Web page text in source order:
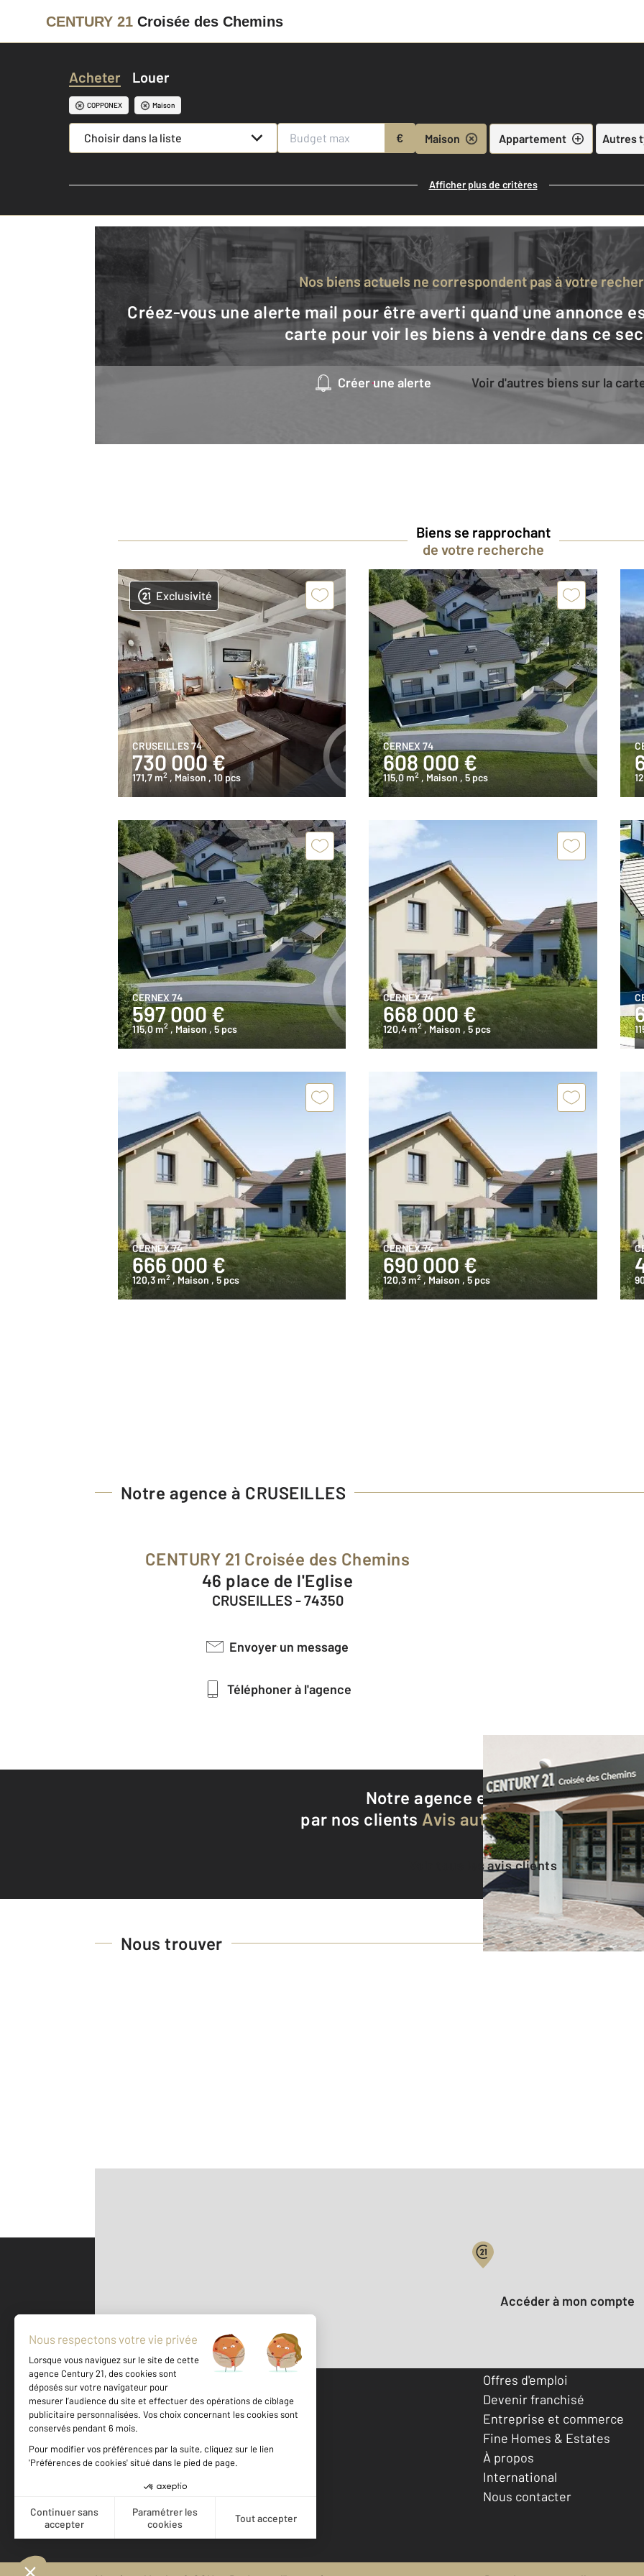
CENTURY 21 Croisée des Chemins
Acheter Louer
COPPONEX Maison
Choisir dans la liste € Maison Appartement Autres
Afficher plus de critères
Nos biens actuels ne correspondent pas à votre
Créez-vous une alerte mail pour être averti quand une annonce est en ligne et consultez la
carte pour voir les biens à vendre dans ce
Créer une alerte Voir d'autres biens sur la
Biens se rapprochant
de votre recherche
Exclusivité
CRUSEILLES 74
730 000 €
171,7 m2 , Maison , 10 pcs
CERNEX 74
608 000 €
115,0 m2 , Maison , 5 pcs
CERNEX 74
597 000 €
115,0 m2 , Maison , 5 pcs
CERNEX 74
668 000 €
120,4 m2 , Maison , 5 pcs
CERNEX 74
666 000 €
120,3 m2 , Maison , 5 pcs
CERNEX 74
690 000 €
120,3 m2 , Maison , 5 pcs
Notre agence à CRUSEILLES
CENTURY 21 Croisée des Chemins
46 place de l'Eglise
CRUSEILLES - 74350
Envoyer un message
Téléphoner à l'agence
Notre agence est notée9,1/10
par nos clients Avis authentifiés par
Voir tous les avis clients
Nous trouver
500 m ©Mappy
Votre compte :
Accéder à mon compte
Votre agence est notée
Achat
Location
Offres d'emploi
Devenir franchisé
Entreprise et commerce
Fine Homes & Estates
À propos
International
Nous contacter